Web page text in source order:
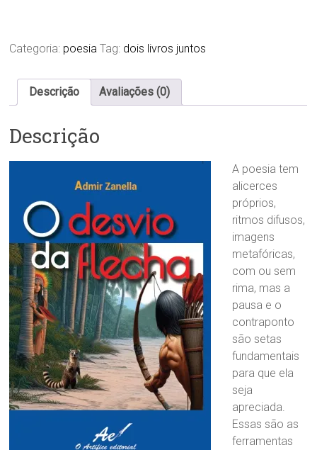
Categoria: poesia Tag: dois livros juntos
Descrição Avaliações (0)
Descrição
A poesia tem
alicerces
próprios,
ritmos difusos,
imagens
metafóricas,
com ou sem
rima, mas a
pausa e o
contraponto
são setas
fundamentais
para que ela
seja
apreciada.
Essas são as
ferramentas